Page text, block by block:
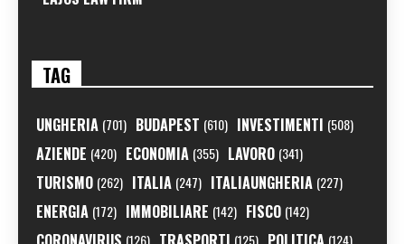
TAG
UNGHERIA (701) BUDAPEST (610) INVESTIMENTI (508)
AZIENDE (420) ECONOMIA (355) LAVORO (341)
TURISMO (262) ITALIA (247) ITALIAUNGHERIA (227)
ENERGIA (172) IMMOBILIARE (142) FISCO (142)
(126) (125) (124)